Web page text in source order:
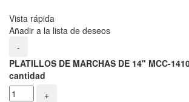
Vista rápida
Añadir a la lista de deseos
-
PLATILLOS DE MARCHAS DE 14" MCC-
cantidad
+